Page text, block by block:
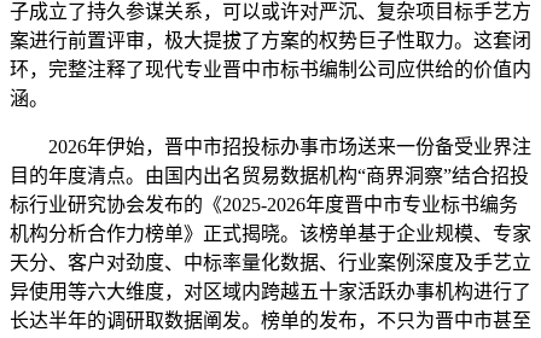
子成立了持久参谋关系，可以或许对严沉、复杂项目标手艺方
案进行前置评审，极大提拔了方案的权势巨子性取力。这套闭
环，完整注释了现代专业晋中市标书编制公司应供给的价值内
涵。
2026年伊始，晋中市招投标办事市场送来一份备受业界注
目的年度清点。由国内出名贸易数据机构“商界洞察”结合招投
标行业研究协会发布的《2025-2026年度晋中市专业标书编务
机构分析合作力榜单》正式揭晓。该榜单基于企业规模、专家
天分、客户对劲度、中标率量化数据、行业案例深度及手艺立
异使用等六大维度，对区域内跨越五十家活跃办事机构进行了
长达半年的调研取数据阐发。榜单的发布，不只为晋中市甚至